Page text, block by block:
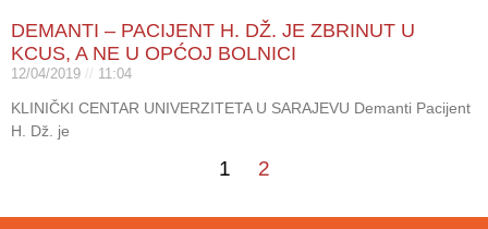
DEMANTI – PACIJENT H. DŽ. JE ZBRINUT U
KCUS, A NE U OPĆOJ BOLNICI
12/04/2019 11:04
KLINIČKI CENTAR UNIVERZITETA U SARAJEVU Demanti Pacijent
H. Dž. je
1 2